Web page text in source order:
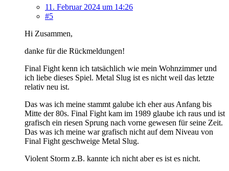
11. Februar 2024 um 14:26
#5
Hi Zusammen,
danke für die Rückmeldungen!
Final Fight kenn ich tatsächlich wie mein Wohnzimmer und
ich liebe dieses Spiel. Metal Slug ist es nicht weil das letzte
relativ neu ist.
Das was ich meine stammt galube ich eher aus Anfang bis
Mitte der 80s. Final Fight kam im 1989 glaube ich raus und ist
grafisch ein riesen Sprung nach vorne gewesen für seine Zeit.
Das was ich meine war grafisch nicht auf dem Niveau von
Final Fight geschweige Metal Slug.
Violent Storm z.B. kannte ich nicht aber es ist es nicht.